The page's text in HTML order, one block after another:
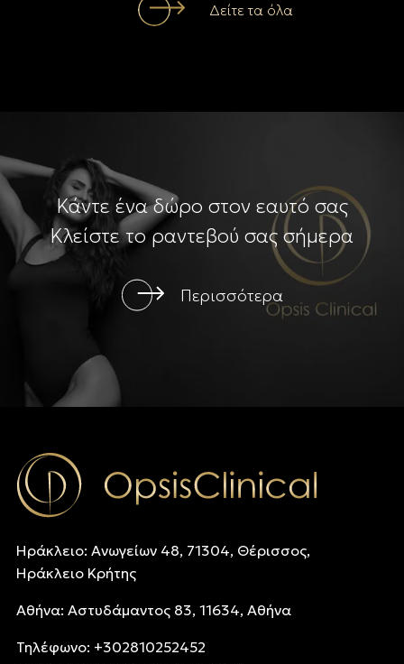
Δείτε τα όλα
Κάντε ένα δώρο στον εαυτό σας
Κλείστε το ραντεβού σας σήμερα
Περισσότερα
Ηράκλειο: Ανωγείων 48, 71304, Θέρισσος,
Ηράκλειο Κρήτης
Αθήνα: Αστυδάμαντος 83, 11634, Αθήνα
Τηλέφωνo: +302810252452